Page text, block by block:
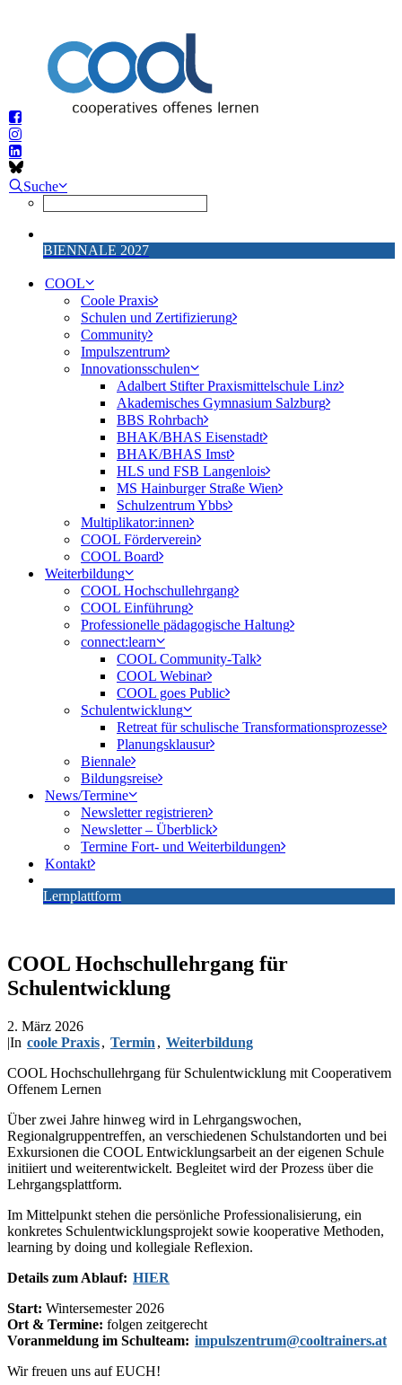
Suche
BIENNALE 2027
COOL
Coole Praxis
Schulen und Zertifizierung
Community
Impulszentrum
Innovationsschulen
Adalbert Stifter Praxismittelschule Linz
Akademisches Gymnasium Salzburg
BBS Rohrbach
BHAK/BHAS Eisenstadt
BHAK/BHAS Imst
HLS und FSB Langenlois
MS Hainburger Straße Wien
Schulzentrum Ybbs
Multiplikator:innen
COOL Förderverein
COOL Board
Weiterbildung
COOL Hochschullehrgang
COOL Einführung
Professionelle pädagogische Haltung
connect:learn
COOL Community-Talk
COOL Webinar
COOL goes Public
Schulentwicklung
Retreat für schulische Transformationsprozesse
Planungsklausur
Biennale
Bildungsreise
News/Termine
Newsletter registrieren
Newsletter – Überblick
Termine Fort- und Weiterbildungen
Kontakt
Lernplattform
COOL Hochschullehrgang für
Schulentwicklung
2. März 2026
|In coole Praxis, Termin , Weiterbildung
COOL Hochschullehrgang für Schulentwicklung mit Cooperativem
Offenem Lernen
Über zwei Jahre hinweg wird in Lehrgangswochen,
Regionalgruppentreffen, an verschiedenen Schulstandorten und bei
Exkursionen die COOL Entwicklungsarbeit an der eigenen Schule
initiiert und weiterentwickelt. Begleitet wird der Prozess über die
Lehrgangsplattform.
Im Mittelpunkt stehen die persönliche Professionalisierung, ein
konkretes Schulentwicklungsprojekt sowie kooperative Methoden,
learning by doing und kollegiale Reflexion.
Details zum Ablauf: HIER
Start: Wintersemester 2026
Ort & Termine: folgen zeitgerecht
Voranmeldung im Schulteam: impulszentrum@cooltrainers.at
Wir freuen uns auf EUCH!